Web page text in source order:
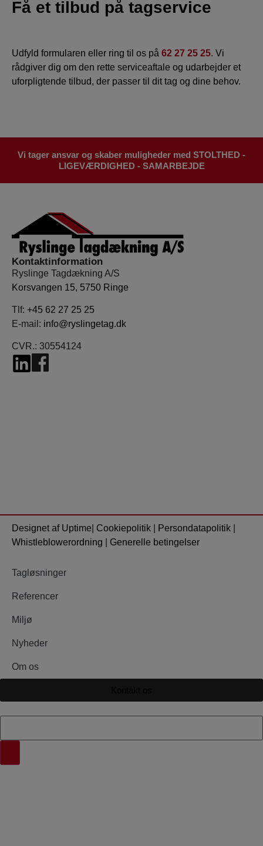
Få et tilbud på tagservice
Udfyld formularen eller ring til os på 62 27 25 25. Vi
rådgiver dig om den rette serviceaftale og udarbejder et
uforpligtende tilbud, der passer til dit tag og dine behov.
Vi tager ansvar og skaber muligheder med STOLTHED -
LIGEVÆRDIGHED - SAMARBEJDE
Kontaktinformation
Ryslinge Tagdækning A/S
Korsvangen 15, 5750 Ringe
Tlf: +45 62 27 25 25
E-mail: info@ryslingetag.dk
CVR.: 30554124
Designet af Uptime Cookiepolitik Persondatapolitik
Whistleblowerordning
Generelle betingelser
Tagløsninger
Referencer
Miljø
Nyheder
Om os